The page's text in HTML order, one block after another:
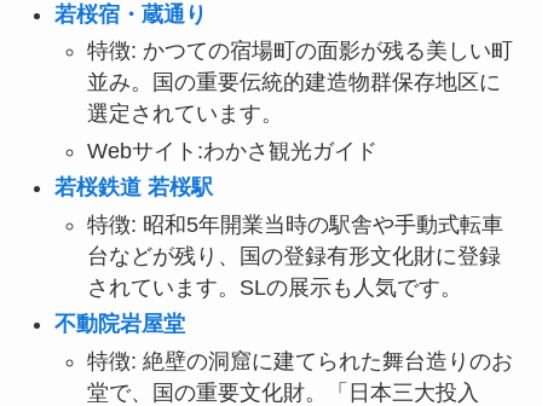
若桜宿・蔵通り
特徴: かつての宿場町の面影が残る美しい町
並み。国の重要伝統的建造物群保存地区に
選定されています。
Webサイト:わかさ観光ガイド
若桜鉄道 若桜駅
特徴: 昭和5年開業当時の駅舎や手動式転車
台などが残り、国の登録有形文化財に登録
されています。SLの展示も人気です。
不動院岩屋堂
特徴: 絶壁の洞窟に建てられた舞台造りのお
堂で、国の重要文化財。「日本三大投入